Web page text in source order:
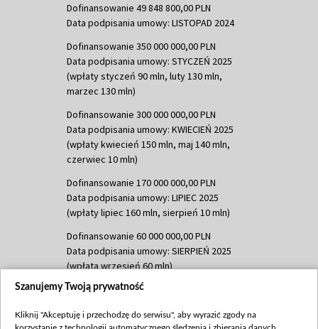
Dofinansowanie 49 848 800,00 PLN
Data podpisania umowy: LISTOPAD 2024
Dofinansowanie 350 000 000,00 PLN
Data podpisania umowy: STYCZEŃ 2025
(wpłaty styczeń 90 mln, luty 130 mln,
marzec 130 mln)
Dofinansowanie 300 000 000,00 PLN
Data podpisania umowy: KWIECIEŃ 2025
(wpłaty kwiecień 150 mln, maj 140 mln,
czerwiec 10 mln)
Dofinansowanie 170 000 000,00 PLN
Data podpisania umowy: LIPIEC 2025
(wpłaty lipiec 160 mln, sierpień 10 mln)
Dofinansowanie 60 000 000,00 PLN
Data podpisania umowy: SIERPIEŃ 2025
(wpłata wrzesień 60 mln)
Dofinansowanie 635 783 051,21 PLN
(wpłata wrzesień 100 mln, październik 350
Szanujemy Twoją prywatność
Kliknij "Akceptuję i przechodzę do serwisu", aby wyrazić zgody na